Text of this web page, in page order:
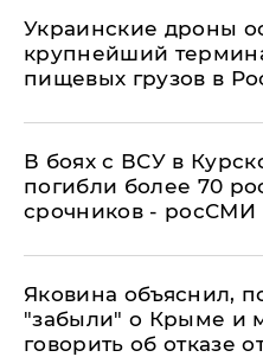
Украинские дроны
крупнейший
пищевых грузов в
В боях с ВСУ в
погибли более 70
срочников - росСМИ
Яковина объяснил,
"забыли" о Крыме и
говорить об отказе